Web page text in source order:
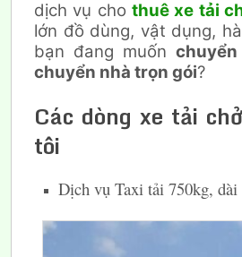
dịch vụ cho thuê xe tải
lớn đồ dùng, vật dụng,
bạn đang muốn chuyển
chuyển nhà trọn gói?
Các dòng xe tải
tôi
Dịch vụ Taxi tải 750kg,